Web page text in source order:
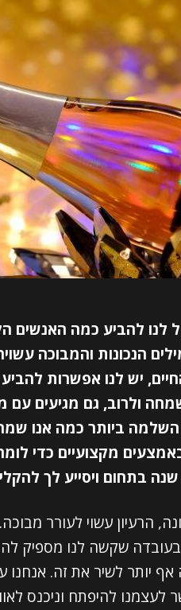
לנו להביע כמה האנשים
הנכונות והמבוכה
יש לנו אפשרות
ולרוב, גם מגיעים
ביותר כמה אנו
מקצועיים כדי
הרעיון עשוי לעורר מבוכה.
שקשה לנו מספיק
יותר לשיר את זה. אנחנו
לעצמנו להיפתח וניכנס